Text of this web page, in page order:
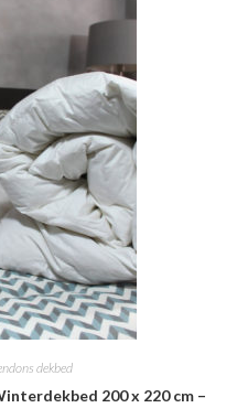
dekbed
200 x 220 cm –